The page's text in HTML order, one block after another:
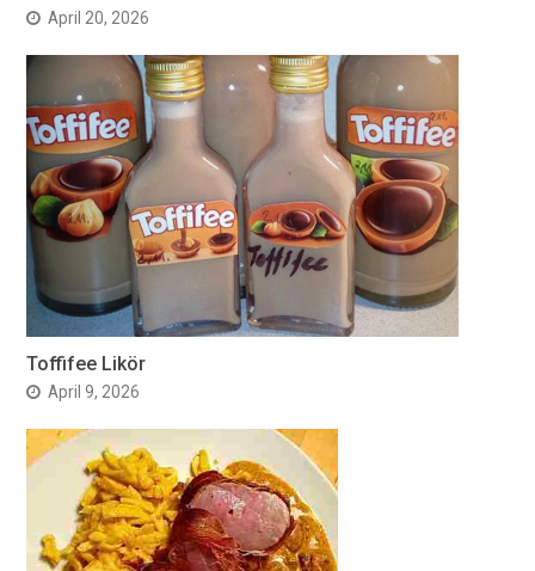
April 20, 2026
Toffifee Likör
April 9, 2026